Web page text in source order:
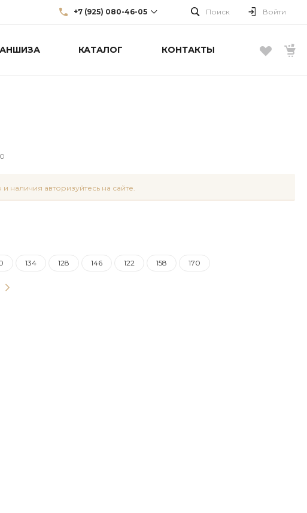
+7 (925) 080-46-05 Поиск Войти
КАТАЛОГ КОНТАКТЫ
наличия авторизуйтесь на сайте.
134 128 146 122 158 170